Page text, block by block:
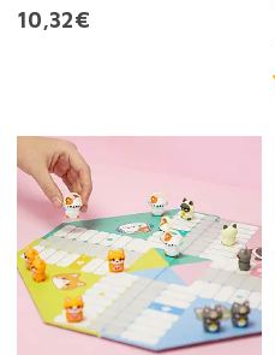
10,32€